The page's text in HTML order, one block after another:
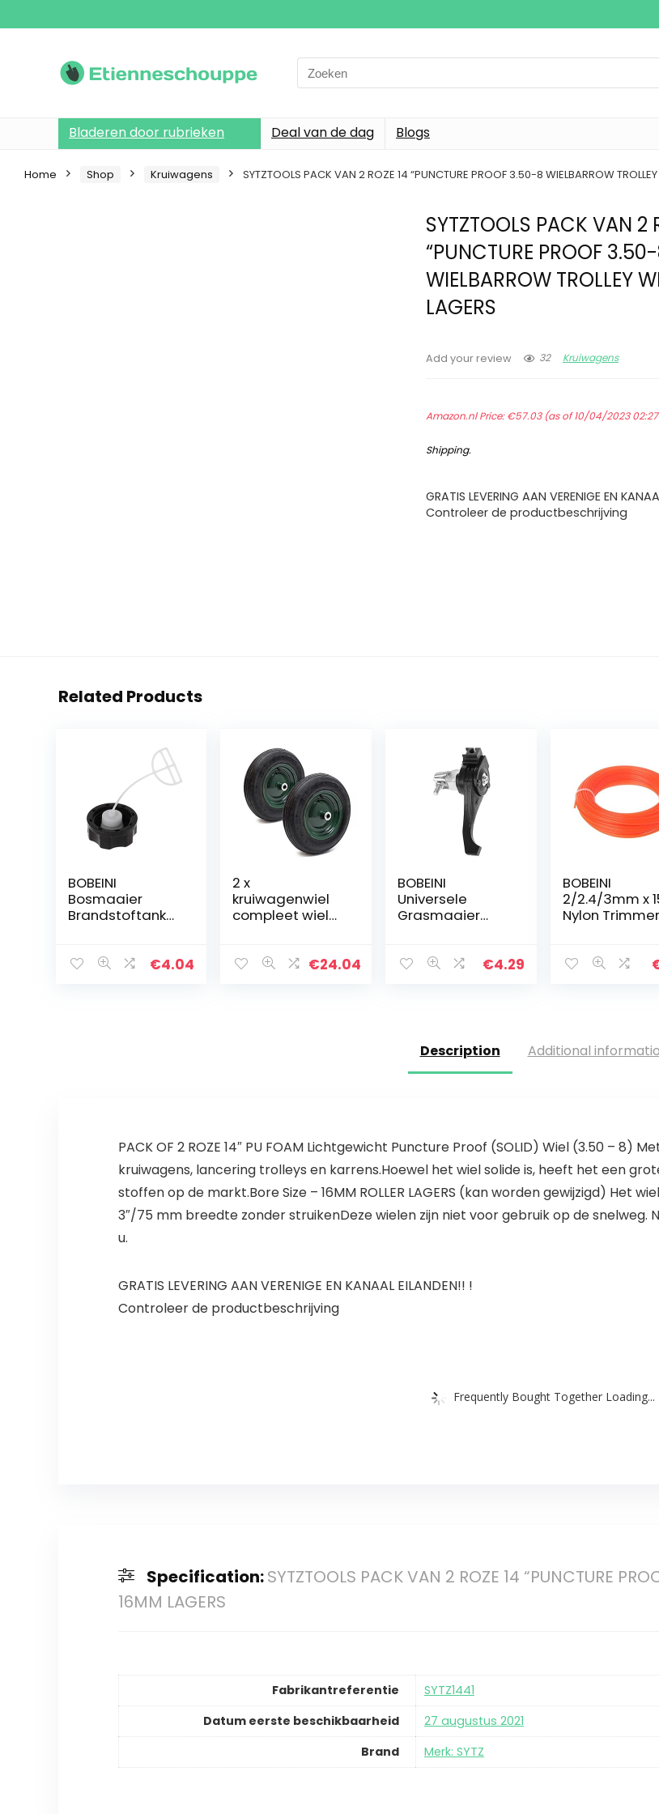
Search
for:
Bladeren door rubrieken Deal van de dag Blogs
Home Shop Kruiwagens SYTZTOOLS PACK VAN 2 ROZE 14 “PUNCTURE PROOF 3.50-8 WIELBARROW TROLLEY
SYTZTOOLS PACK VAN 2
“PUNCTURE PROOF
WIELBARROW TROLLEY
LAGERS
Add your review 32 Kruiwagens
Amazon.nl Price:€57.03(as of 10/04/2023 02:27
Shipping.
GRATIS LEVERING AAN VERENIGE EN
Controleer de productbeschrijving
Related Products
BOBEINI
Bosmaaier
Brandstoftankd
Grasmaaier €4.04
2 x
kruiwagenwiel
compleet wiel
velg
€24.04
BOBEINI
Universele
Grasmaaier
Voor 23-27mm
€4.29
BOBEINI
2/2.4/3mm x
Nylon Trimmer
Grasmaaier
Description Additional
PACK OF 2 ROZE 14″ PU FOAM Lichtgewicht Puncture Proof (SOLID) Wiel (3.50 – 8)
kruiwagens, lancering trolleys en karrens.Hoewel het wiel solide is, heeft het een
stoffen op de markt.Bore Size – 16MM ROLLER LAGERS (kan worden gewijzigd) Het
3″/75 mm breedte zonder struikenDeze wielen zijn niet voor gebruik op de
u.
GRATIS LEVERING AAN VERENIGE EN KANAAL EILANDEN!! !
Controleer de productbeschrijving
Frequently Bought Together Loading...
Specification:SYTZTOOLS PACK VAN 2 ROZE 14 “PUNCTURE
16MM LAGERS
Fabrikantreferentie
SYTZ1441
Datum eerste beschikbaarheid
27 augustus 2021
Brand
Merk: SYTZ